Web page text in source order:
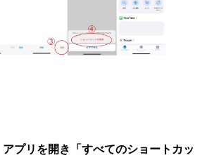
プリを開き「すべてのショートカッ